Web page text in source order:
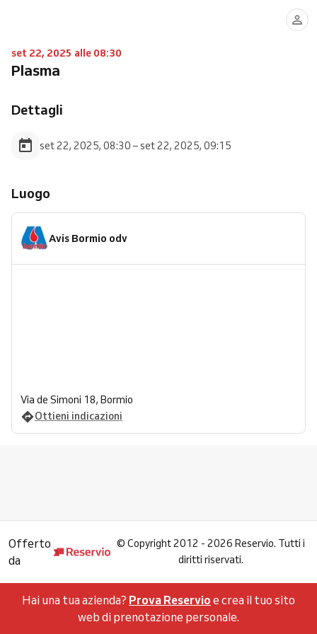
set 22, 2025 alle 08:30
Plasma
Dettagli
set 22, 2025, 08:30 – set 22, 2025, 09:15
Luogo
Avis Bormio odv
Via de Simoni 18, Bormio
Ottieni indicazioni
Offerto
da
© Copyright 2012 - 2026 Reservio. Tutti i
diritti riservati.
Hai una tua azienda? Prova Reservio e crea il tuo sito
web di prenotazione personale.